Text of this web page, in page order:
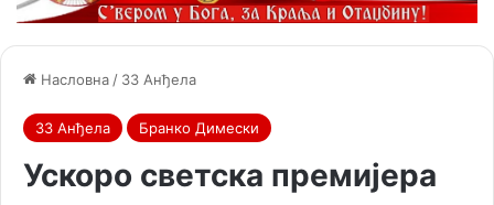
Насловна / 33 Анђела
33 Анђела Бранко Димески
Ускоро светска премијера